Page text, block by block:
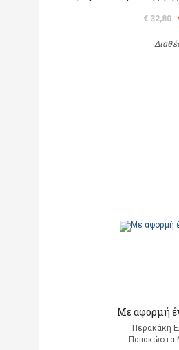
€ 32,80
Mε αφορμή
Περακάκη
Παπακώστα